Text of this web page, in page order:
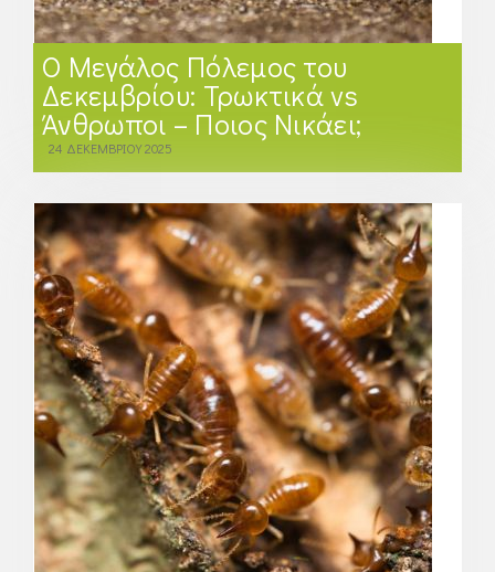
Ο Μεγάλος Πόλεμος του
Δεκεμβρίου: Τρωκτικά vs
Άνθρωποι – Ποιος Νικάει;
24 ΔΕΚΕΜΒΡΊΟΥ 2025